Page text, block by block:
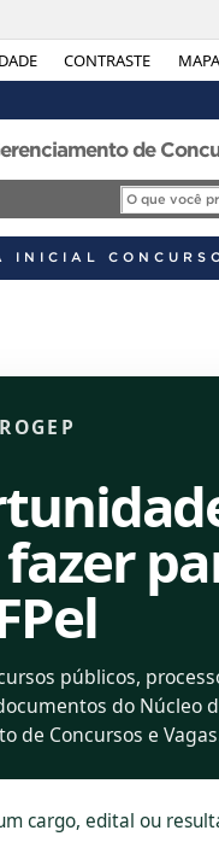
CONTRASTE
de
INICIAL
públicos,
do Núcleo
de Concursos e
portal de concursos